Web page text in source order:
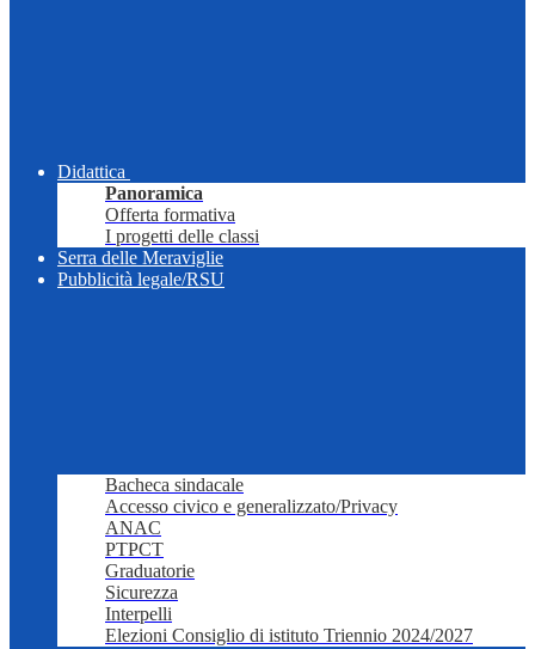
Didattica
Panoramica
Offerta formativa
I progetti delle classi
Serra delle Meraviglie
Pubblicità legale/RSU
Bacheca sindacale
Accesso civico e generalizzato/Privacy
ANAC
PTPCT
Graduatorie
Sicurezza
Interpelli
Elezioni Consiglio di istituto Triennio 2024/2027